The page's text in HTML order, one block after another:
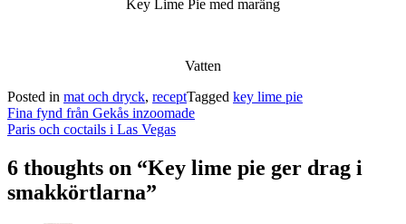
Key Lime Pie med maräng
Vatten
Posted in mat och dryck, receptTagged key lime pie
Post
navigation
Fina fynd från Gekås inzoomade
Paris och coctails i Las Vegas
6 thoughts on “Key lime pie ger drag i
smakkörtlarna”